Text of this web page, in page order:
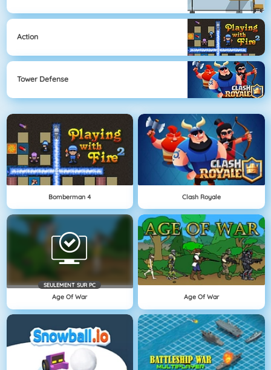
Action
Tower Defense
Bomberman 4 Clash Royale
SEULEMENT SUR PC
Age Of War Age Of War